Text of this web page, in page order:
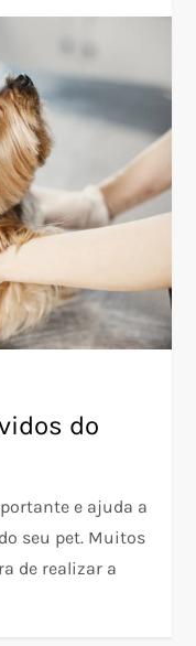
do
e ajuda a
seu pet. Muitos
de realizar a